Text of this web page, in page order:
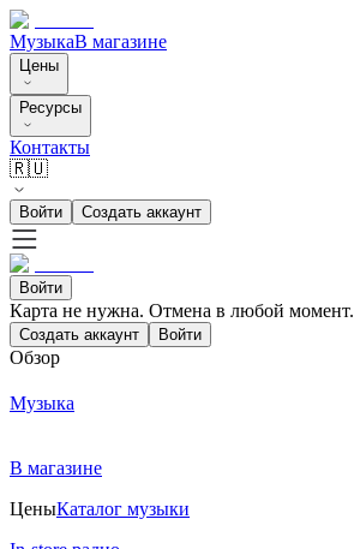
МузыкаВ магазине
Цены
Ресурсы
Контакты
🇷🇺
Войти Создать аккаунт
Войти
Карта не нужна. Отмена в любой момент.
Создать аккаунт Войти
Обзор
Музыка
В магазине
ЦеныКаталог музыки